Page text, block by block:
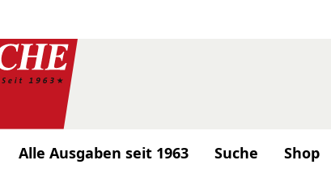
Alle Ausgaben seit 1963 Suche Shop